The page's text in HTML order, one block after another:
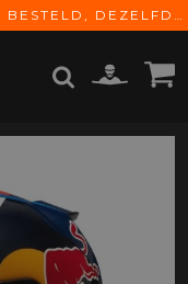
OP ONZE WERKDAGEN VOOR 15:00 BESTELD, DEZELFDE DAG VERZONDEN! GRATIS VERZENDING VANAF € 65,-